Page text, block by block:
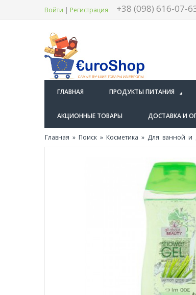
Войти | Регистрация +38 (098) 616-07-
ГЛАВНАЯ ПРОДУКТЫ ПИТАНИЯ
АКЦИОННЫЕ ТОВАРЫ ДОСТАВКА И
Главная » Поиск » Косметика » Для ванной и